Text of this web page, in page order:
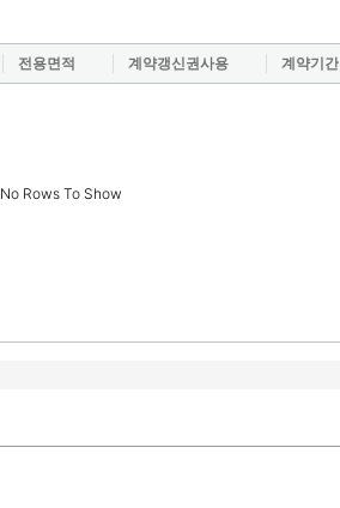
전용면적 계약갱신권사용 계약기간
No Rows To Show